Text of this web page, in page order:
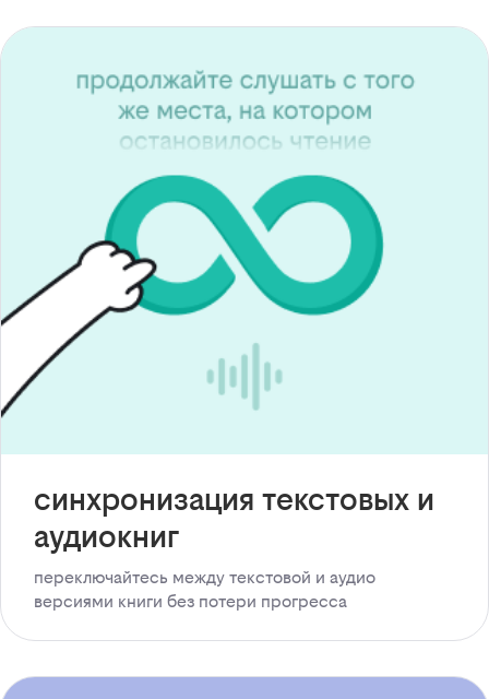
синхронизация текстовых и
аудиокниг
переключайтесь между текстовой и аудио
версиями книги без потери прогресса